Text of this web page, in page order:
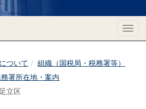
ついて
組織（国税局・税務署等）
署所在地・案内
立区